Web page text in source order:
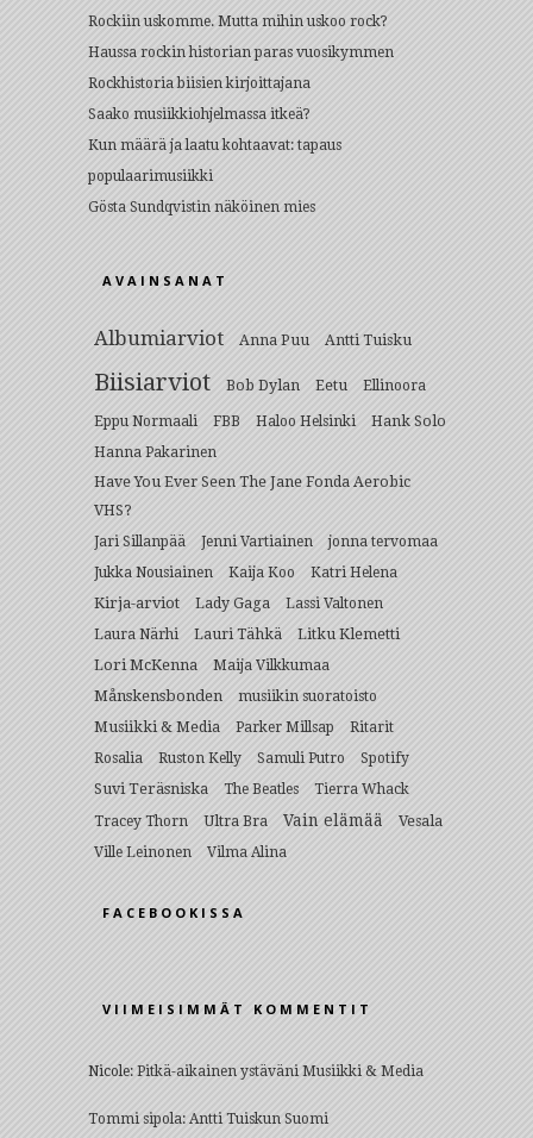
Rockiin uskomme. Mutta mihin uskoo rock?
Haussa rockin historian paras vuosikymmen
Rockhistoria biisien kirjoittajana
Saako musiikkiohjelmassa itkeä?
Kun määrä ja laatu kohtaavat: tapaus
populaarimusiikki
Gösta Sundqvistin näköinen mies
AVAINSANAT
Albumiarviot Anna Puu Antti Tuisku
Biisiarviot Bob Dylan Eetu Ellinoora
Eppu Normaali FBB Haloo Helsinki Hank Solo
Hanna Pakarinen
Have You Ever Seen The Jane Fonda Aerobic
VHS?
Jari Sillanpää Jenni Vartiainen
jonna tervomaa
Jukka Nousiainen
Kaija Koo Katri Helena
Kirja-arviot Lady Gaga
Lassi Valtonen
Laura Närhi
Lauri Tähkä
Litku Klemetti
Lori McKenna
Maija Vilkkumaa
Månskensbonden musiikin suoratoisto
Musiikki & Media Parker Millsap
Ritarit
Rosalia
Ruston Kelly Samuli Putro Spotify
Suvi Teräsniska The Beatles
Tierra Whack
Tracey Thorn
Ultra Bra Vain elämää Vesala
Ville Leinonen Vilma Alina
FACEBOOKISSA
VIIMEISIMMÄT KOMMENTIT
Nicole: Pitkä-aikainen ystäväni Musiikki & Media
Tommi sipola: Antti Tuiskun Suomi